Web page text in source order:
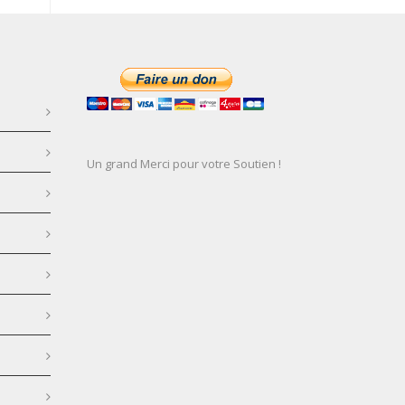
Un grand Merci pour votre Soutien !